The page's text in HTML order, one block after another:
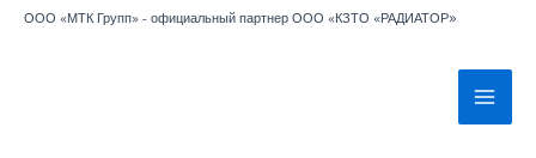
Перейти
ООО «МТК Групп» - официальный партнер ООО «КЗТО «РАДИАТОР»